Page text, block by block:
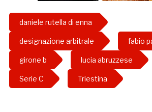
daniele rutella di enna
designazione arbitrale fabio
girone b lucia abruzzese
Serie C Triestina